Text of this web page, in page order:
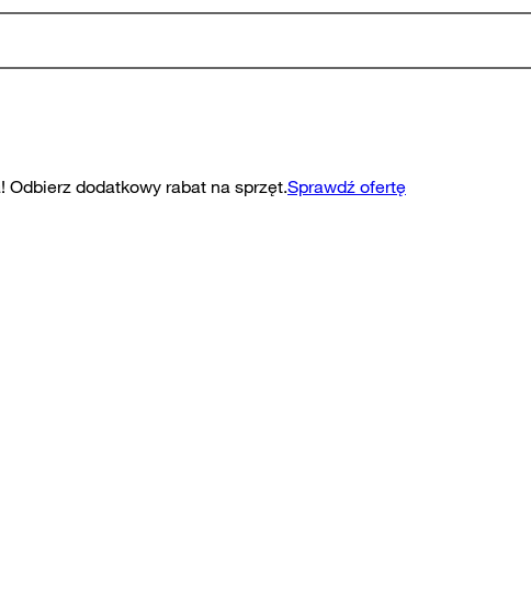
Odbierz dodatkowy rabat na sprzęt.Sprawdź ofertę